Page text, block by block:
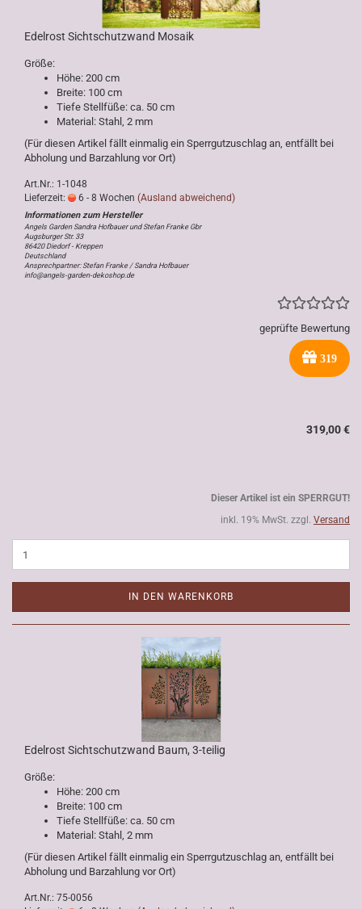
Edelrost Sichtschutzwand Mosaik
Größe:
Höhe: 200 cm
Breite: 100 cm
Tiefe Stellfüße: ca. 50 cm
Material: Stahl, 2 mm
(Für diesen Artikel fällt einmalig ein Sperrgutzuschlag an, entfällt bei
Abholung und Barzahlung vor Ort)
Art.Nr.: 1-1048
Lieferzeit:
6 - 8 Wochen (Ausland abweichend)
Angels Garden Sandra Hofbauer und Stefan Franke Gbr
Augsburger Str. 33
86420 Diedorf - Kreppen
Deutschland
Ansprechpartner: Stefan Franke / Sandra Hofbauer
info@angels-garden-dekoshop.de
geprüfte Bewertung
319
319,00 €
Dieser Artikel ist ein SPERRGUT!
inkl. 19% MwSt. zzgl. Versand
IN DEN WARENKORB
Edelrost Sichtschutzwand Baum, 3-teilig
Größe:
Höhe: 200 cm
Breite: 100 cm
Tiefe Stellfüße: ca. 50 cm
Material: Stahl, 2 mm
(Für diesen Artikel fällt einmalig ein Sperrgutzuschlag an, entfällt bei
Abholung und Barzahlung vor Ort)
Art.Nr.: 75-0056